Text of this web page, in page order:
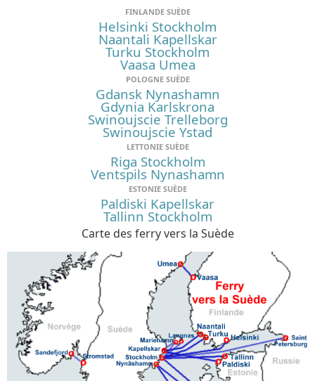
FINLANDE SUÈDE
Helsinki Stockholm
Naantali Kapellskar
Turku Stockholm
Vaasa Umea
POLOGNE SUÈDE
Gdansk Nynashamn
Gdynia Karlskrona
Swinoujscie Trelleborg
Swinoujscie Ystad
LETTONIE SUÈDE
Riga Stockholm
Ventspils Nynashamn
ESTONIE SUÈDE
Paldiski Kapellskar
Tallinn Stockholm
Carte des ferry vers la Suède